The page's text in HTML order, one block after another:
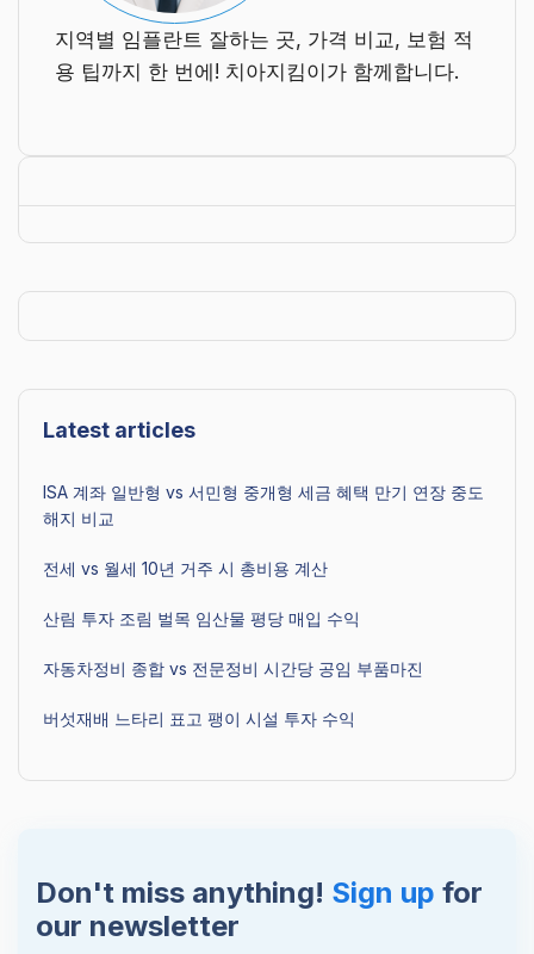
지역별 임플란트 잘하는 곳, 가격 비교, 보험 적
용 팁까지 한 번에! 치아지킴이가 함께합니다.
Latest articles
ISA 계좌 일반형 vs 서민형 중개형 세금 혜택 만기 연장 중도
해지 비교
전세 vs 월세 10년 거주 시 총비용 계산
산림 투자 조림 벌목 임산물 평당 매입 수익
자동차정비 종합 vs 전문정비 시간당 공임 부품마진
버섯재배 느타리 표고 팽이 시설 투자 수익
Don't miss anything! Sign up for
our newsletter